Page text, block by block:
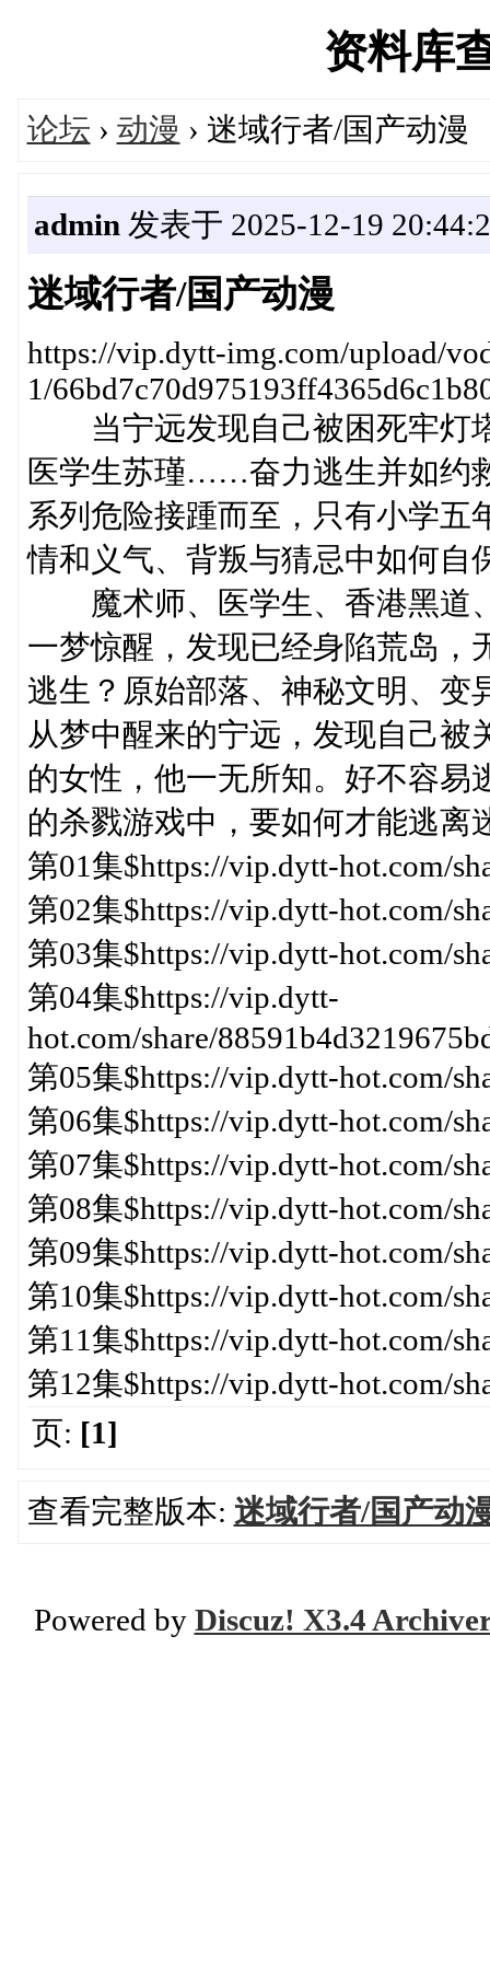
资料库
论坛 › 动漫 › 迷域行者/国产动漫
admin 发表于 2025-12-19
迷域行者/国产动漫
https://vip.dytt-img.com/upload/
1/
当宁远发现自己被困死牢灯
医学生苏瑾……奋力逃生并如约
系列危险接踵而至，只有小学五
情和义气、背叛与猜忌中如何自
魔术师、医学生、香港黑道
一梦惊醒，发现已经身陷荒岛，
逃生？原始部落、神秘文明、变
从梦中醒来的宁远，发现自己被
的女性，他一无所知。好不容易
的杀戮游戏中，要如何才能逃离
第01集$https://vip.dytt-hot.com/
第02集$https://vip.dytt-hot.com/
第03集$https://vip.dytt-hot.com/
第04集$https://vip.dytt-
hot.com/share/
第05集$https://vip.dytt-hot.com/
第06集$https://vip.dytt-hot.com/
第07集$https://vip.dytt-hot.com/
第08集$https://vip.dytt-hot.com/
第09集$https://vip.dytt-hot.com/
第10集$https://vip.dytt-hot.com/
第11集$https://vip.dytt-hot.com/
第12集$https://vip.dytt-hot.com/
页: [1]
查看完整版本: 迷域行者/国产动
Powered by Discuz! X3.4